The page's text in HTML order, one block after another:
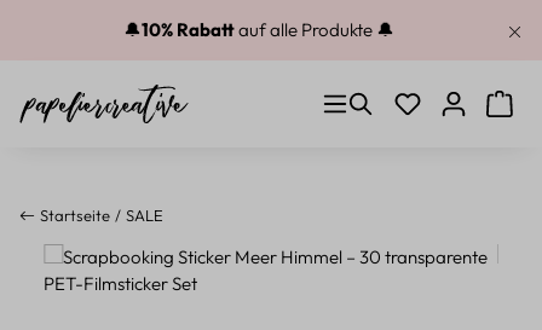
Zum Hauptinhalt springen
🔔10% Rabattauf alle Produkte 🔔
Du hast 0
Startseite SALE
Bildergalerie überspringen